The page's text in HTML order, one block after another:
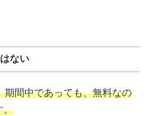
ない
期間中であっても、無料なの
。